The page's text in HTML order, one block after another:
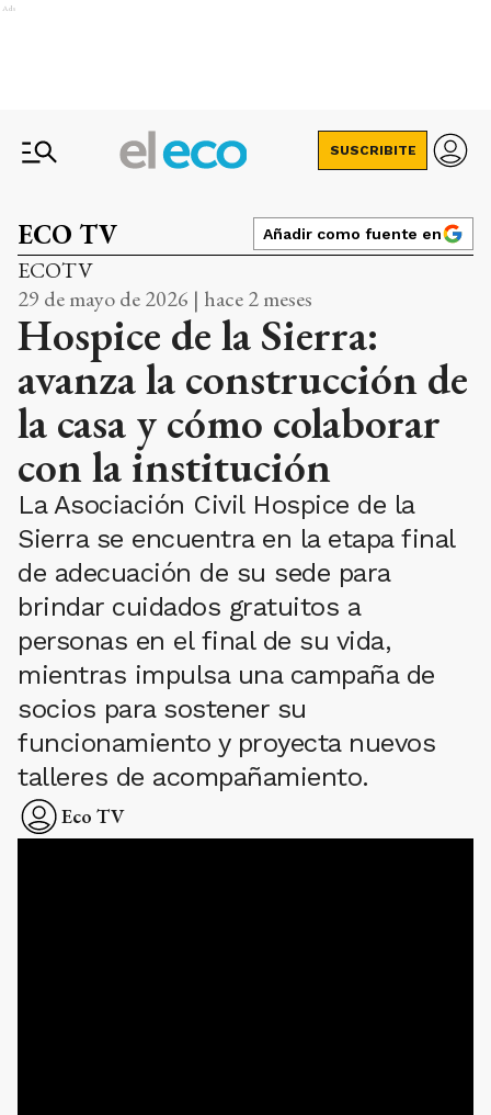
Ads
SUSCRIBITE
ECO TV Añadir como fuente en
ECOTV
29 de mayo de 2026 | hace 2 meses
Hospice de la Sierra:
avanza la construcción de
la casa y cómo colaborar
con la institución
La Asociación Civil Hospice de la
Sierra se encuentra en la etapa final
de adecuación de su sede para
brindar cuidados gratuitos a
personas en el final de su vida,
mientras impulsa una campaña de
socios para sostener su
funcionamiento y proyecta nuevos
talleres de acompañamiento.
Eco TV